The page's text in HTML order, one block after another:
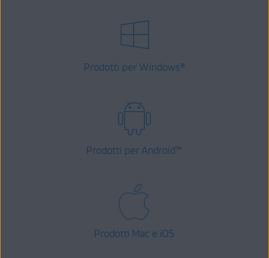
Prodotti per Windows®
Prodotti per Android™
Prodotti Mac e iOS